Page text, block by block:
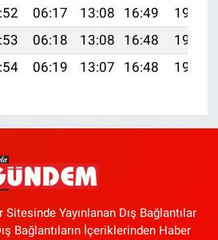
06:17 13:08 16:49
19:48
06:18 13:08 16:48
19:47
06:19 13:07 16:48 19:46
Yayınlanan Dış Bağlantılar
Bağlantıların İçeriklerinden Haber